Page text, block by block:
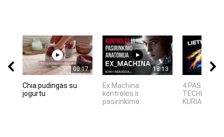
00:17
Chia pudingas su
jogurtu
18:13
Ex Machina:
kontrolės ir
pasirinkimo...
4
KURIAS